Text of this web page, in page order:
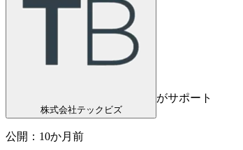
株式会社テックビズ
がサポート
公開： 10か月前